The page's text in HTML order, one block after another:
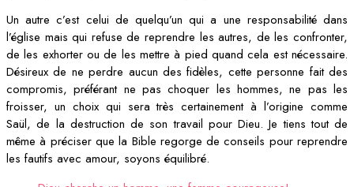
Un autre c’est celui de quelqu’un qui a une responsabilité dans
l’église mais qui refuse de reprendre les autres, de les confronter,
de les exhorter ou de les mettre à pied quand cela est nécessaire.
Désireux de ne perdre aucun des fidèles, cette personne fait des
compromis, préférant ne pas choquer les hommes, ne pas les
froisser, un choix qui sera très certainement à l’origine comme
Saül, de la destruction de son travail pour Dieu. Je tiens tout de
même à préciser que la Bible regorge de conseils pour reprendre
les fautifs avec amour, soyons équilibré.